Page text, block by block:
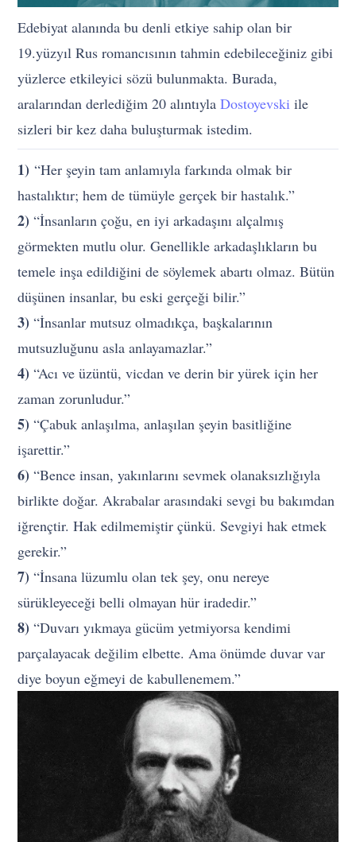
Edebiyat alanında bu denli etkiye sahip olan bir
19.yüzyıl Rus romancısının tahmin edebileceğiniz gibi
yüzlerce etkileyici sözü bulunmakta. Burada,
aralarından derlediğim 20 alıntıylaDostoyevski ile
sizleri bir kez daha buluşturmak istedim.
1) “Her şeyin tam anlamıyla farkında olmak bir
hastalıktır; hem de tümüyle gerçek bir hastalık.”
2) “İnsanların çoğu, en iyi arkadaşını alçalmış
görmekten mutlu olur. Genellikle arkadaşlıkların bu
temele inşa edildiğini de söylemek abartı olmaz. Bütün
düşünen insanlar, bu eski gerçeği bilir.”
3) “İnsanlar mutsuz olmadıkça, başkalarının
mutsuzluğunu asla anlayamazlar.”
4) “Acı ve üzüntü, vicdan ve derin bir yürek için her
zaman zorunludur.”
5) “Çabuk anlaşılma, anlaşılan şeyin basitliğine
işarettir.”
6) “Bence insan, yakınlarını sevmek olanaksızlığıyla
birlikte doğar. Akrabalar arasındaki sevgi bu bakımdan
iğrençtir. Hak edilmemiştir çünkü. Sevgiyi hak etmek
gerekir.”
7)“İnsana lüzumlu olan tek şey, onu nereye
sürükleyeceği belli olmayan hür iradedir.”
8) “Duvarı yıkmaya gücüm yetmiyorsa kendimi
parçalayacak değilim elbette. Ama önümde duvar var
diye boyun eğmeyi de kabullenemem.”